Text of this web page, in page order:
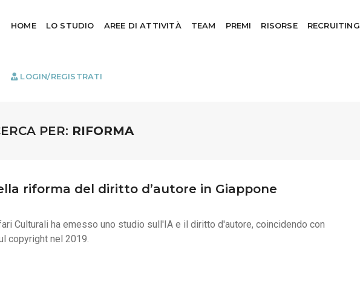
HOME LO STUDIO AREE DI ATTIVITÀ TEAM PREMI RISORSE RECRUITING
LOGIN/REGISTRATI
PER: RIFORMA
riforma del diritto d’autore in Giappone
Culturali ha emesso uno studio sull'IA e il diritto d'autore, coincidendo con
copyright nel 2019.